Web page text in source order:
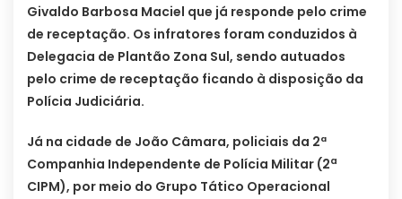
Givaldo Barbosa Maciel que já responde pelo crime
de receptação. Os infratores foram conduzidos à
Delegacia de Plantão Zona Sul, sendo autuados
pelo crime de receptação ficando à disposição da
Polícia Judiciária.
Já na cidade de João Câmara, policiais da 2ª
Companhia Independente de Polícia Militar (2a
CIPM), por meio do Grupo Tático Operacional